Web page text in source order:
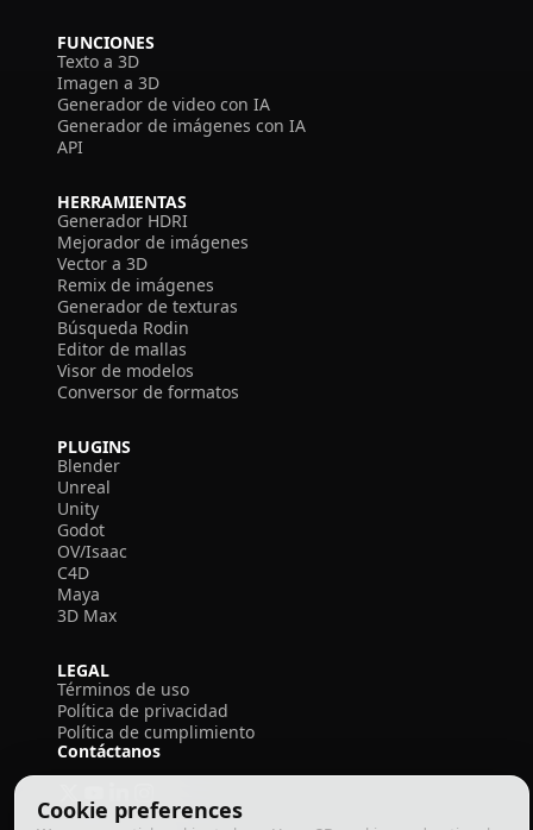
Cookie preferences
FUNCIONES
Texto a 3D
Imagen a 3D
Generador de video con IA
Generador de imágenes con IA
API
HERRAMIENTAS
Generador HDRI
Mejorador de imágenes
Vector a 3D
Remix de imágenes
Generador de texturas
Búsqueda Rodin
Editor de mallas
Visor de modelos
Conversor de formatos
PLUGINS
Blender
Unreal
Unity
Godot
OV/Isaac
C4D
Maya
3D Max
LEGAL
Términos de uso
Política de privacidad
Política de cumplimiento
Contáctanos